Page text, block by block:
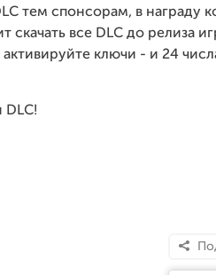
тем спонсорам, в награду
все DLC до релиза
ключи - и 24
DLC!